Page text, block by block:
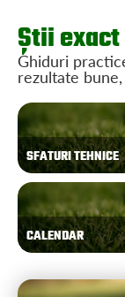
Știi
Ghiduri
rezultate
SFATURI TEHNICE
CALENDAR